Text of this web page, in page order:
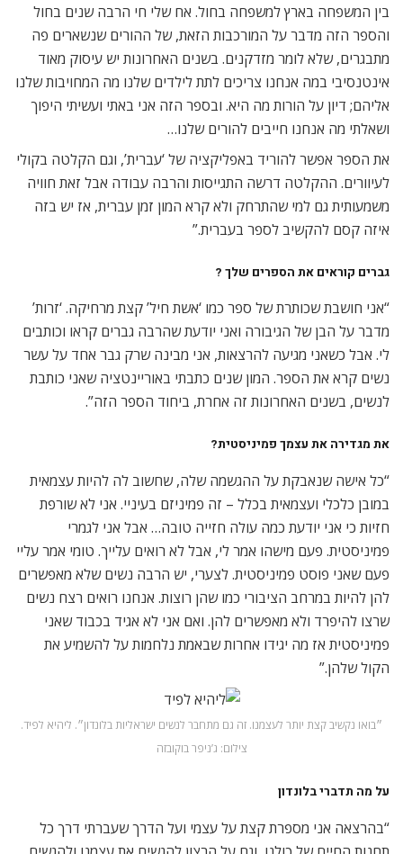
בין המשפחה בארץ למשפחה בחול. אח שלי חי הרבה שנים בחול
והספר הזה מדבר על המורכבות הזאת, של ההורים שנשארים פה
מתבגרים, שלא לומר מזדקנים. בשנים האחרונות יש עיסוק מאוד
אינטנסיבי במה אנחנו צריכים לתת לילדים שלנו מה המחויבות שלנו
אליהם; דיון על הורות מה היא. ובספר הזה אני באתי ועשיתי היפוך
ושאלתי מה אנחנו חייבים להורים שלנו…
את הספר אפשר להוריד באפליקציה של ‘עברית’, וגם הקלטה בקולי
לעיוורים. ההקלטה דרשה התגייסות והרבה עבודה אבל זאת חוויה
משמעותית גם למי שהתרחק ולא קרא המון זמן עברית, אז יש בזה
איזה קסם להקשיב לספר בעברית.”
גברים קוראים את הספרים שלך ?
“אני חושבת שכותרת של ספר כמו ‘אשת חיל’ קצת מרחיקה. ‘זרות’
מדבר על הבן של הגיבורה ואני יודעת שהרבה גברים קראו וכותבים
לי. אבל כשאני מגיעה להרצאות, אני מבינה שרק גבר אחד על עשר
נשים קרא את הספר. המון שנים כתבתי באוריינטציה שאני כותבת
לנשים, בשנים האחרונות זה אחרת, ביחוד הספר הזה”.
את מגדירה את עצמך פמיניסטית?
“כל אישה שנאבקת על ההגשמה שלה, שחשוב לה להיות עצמאית
במובן כלכלי ועצמאית בכלל – זה פמיניזם בעיניי. אני לא שורפת
חזיות כי אני יודעת כמה עולה חזייה טובה… אבל אני לגמרי
פמיניסטית. פעם מישהו אמר לי, אבל לא רואים עלייך. טומי אמר עליי
פעם שאני פוסט פמיניסטית. לצערי, יש הרבה נשים שלא מאפשרים
להן להיות במרחב הציבורי כמו שהן רוצות. אנחנו רואים רצח נשים
שרצו להיפרד ולא מאפשרים להן. ואם אני לא אגיד בכבוד שאני
פמיניסטית אז מה יגידו אחרות שבאמת נלחמות על להשמיע את
הקול שלהן.”
״בואו נקשיב קצת יותר לעצמנו. זה גם מתחבר לנשים ישראליות בלונדון״. ליהיא לפיד.
צילום: ג’ניפר בוקובזה
על מה תדברי בלונדון
“בהרצאה אני מספרת קצת על עצמי ועל הדרך שעברתי דרך כל